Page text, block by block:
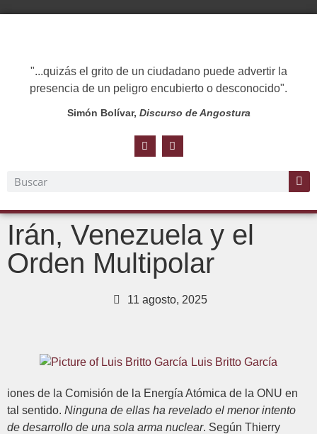
"...quizás el grito de un ciudadano puede advertir la
presencia de un peligro encubierto o desconocido".
Simón Bolívar, Discurso de Angostura
Irán, Venezuela y el
Orden Multipolar
11 agosto, 2025
Luis Britto García
iones de la Comisión de la Energía Atómica de la ONU en
tal sentido. Ninguna de ellas ha revelado el menor intento
de desarrollo de una sola arma nuclear. Según Thierry